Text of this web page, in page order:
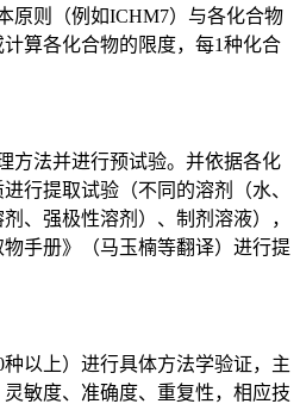
则（例如ICHM7）与各化合物
算各化合物的限度，每1种化合
法并进行预试验。并依据各化
行提取试验（不同的溶剂（水、
、强极性溶剂）、制剂溶液），
手册》（马玉楠等翻译）进行提
以上）进行具体方法学验证，主
敏度、准确度、重复性，相应技